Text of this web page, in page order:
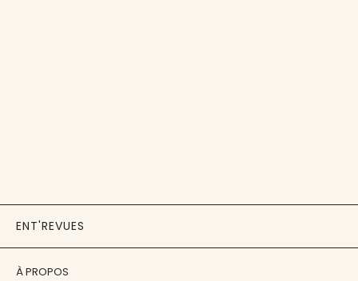
ENT'REVUES
À PROPOS